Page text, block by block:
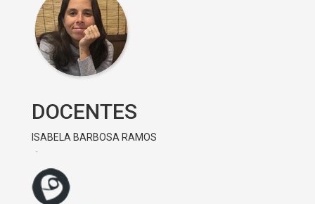
DOCENTES
ISABELA BARBOSA RAMOS